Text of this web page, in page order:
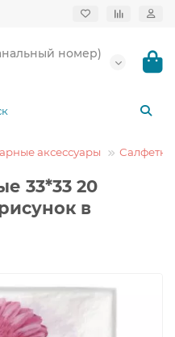
номер)
аксессуары Салфетки
33*33 20
в